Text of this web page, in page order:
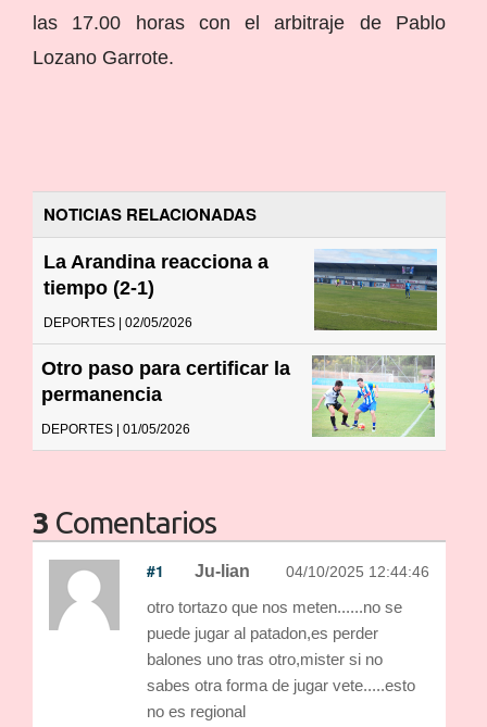
las 17.00 horas con el arbitraje de Pablo
Lozano Garrote.
NOTICIAS RELACIONADAS
La Arandina reacciona a
tiempo (2-1)
DEPORTES | 02/05/2026
Otro paso para certificar la
permanencia
DEPORTES | 01/05/2026
3 Comentarios
#1 Ju-lian 04/10/2025 12:44:46
otro tortazo que nos meten......no se
puede jugar al patadon,es perder
balones uno tras otro,mister si no
sabes otra forma de jugar vete.....esto
no es regional